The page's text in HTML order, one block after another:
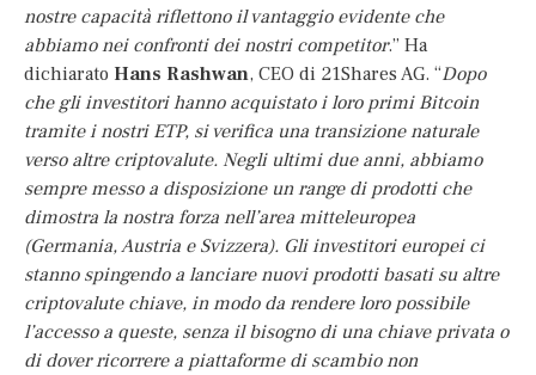
nostre capacità riflettono il vantaggio evidente che
abbiamo nei confronti dei nostri competitor.” Ha
dichiarato Hans Rashwan, CEO di 21Shares AG. “Dopo
che gli investitori hanno acquistato i loro primi Bitcoin
tramite i nostri ETP, si verifica una transizione naturale
verso altre criptovalute. Negli ultimi due anni, abbiamo
sempre messo a disposizione un range di prodotti che
dimostra la nostra forza nell’area mitteleuropea
(Germania, Austria e Svizzera). Gli investitori europei ci
stanno spingendo a lanciare nuovi prodotti basati su altre
criptovalute chiave, in modo da rendere loro possibile
l’accesso a queste, senza il bisogno di una chiave privata o
di dover ricorrere a piattaforme di scambio non